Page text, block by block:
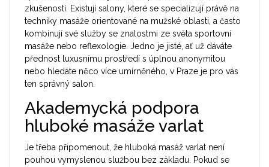
zkušeností. Existují salony, které se specializují právě na
techniky masáže orientované na mužské oblasti, a často
kombinují své služby se znalostmi ze světa sportovní
masáže nebo reflexologie. Jedno je jisté, ať už dáváte
přednost luxusnímu prostředí s úplnou anonymitou
nebo hledáte něco více umírněného, v Praze je pro vás
ten správný salon.
Akademycká podpora
hluboké masáže varlat
Je třeba připomenout, že hluboká masáž varlat není
pouhou vymyslenou službou bez základu. Pokud se